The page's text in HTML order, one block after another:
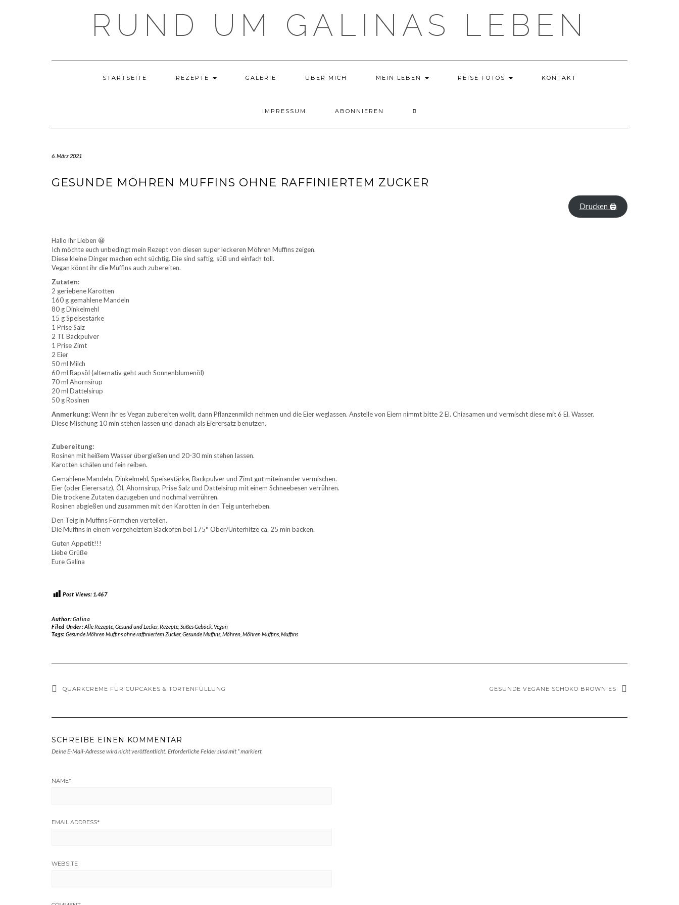
RUND UM GALINAS LEBEN
STARTSEITE REZEPTE GALERIE ÜBER MICH MEIN LEBEN REISE FOTOS KONTAKT
IMPRESSUM ABONNIEREN
6. März 2021
GESUNDE MÖHREN MUFFINS OHNE RAFFINIERTEM ZUCKER
Drucken 🖨
Hallo ihr Lieben 😀
Ich möchte euch unbedingt mein Rezept von diesen super leckeren Möhren Muffins zeigen.
Diese kleine Dinger machen echt süchtig. Die sind saftig, süß und einfach toll.
Vegan könnt ihr die Muffins auch zubereiten.
Zutaten:
2 geriebene Karotten
160 g gemahlene Mandeln
80 g Dinkelmehl
15 g Speisestärke
1 Prise Salz
2 Tl. Backpulver
1 Prise Zimt
2 Eier
50 ml Milch
60 ml Rapsöl (alternativ geht auch Sonnenblumenöl)
70 ml Ahornsirup
20 ml Dattelsirup
50 g Rosinen
Anmerkung:Wenn ihr es Vegan zubereiten wollt, dann Pflanzenmilch nehmen und die Eier weglassen. Anstelle von Eiern nimmt bitte 2 El. Chiasamen und vermischt diese mit 6 El. Wasser.
Diese Mischung 10 min stehen lassen und danach als Eierersatz benutzen.
Zubereitung:
Rosinen mit heißem Wasser übergießen und 20-30 min stehen lassen.
Karotten schälen und fein reiben.
Gemahlene Mandeln, Dinkelmehl, Speisestärke, Backpulver und Zimt gut miteinander vermischen.
Eier (oder Eierersatz), Öl, Ahornsirup, Prise Salz und Dattelsirup mit einem Schneebesen verrühren.
Die trockene Zutaten dazugeben und nochmal verrühren.
Rosinen abgießen und zusammen mit den Karotten in den Teig unterheben.
Den Teig in Muffins Förmchen verteilen.
Die Muffins in einem vorgeheiztem Backofen bei 175° Ober/Unterhitze ca. 25 min backen.
Guten Appetit!!!
Liebe Grüße
Eure Galina
Post Views: 1.467
Author:Galina
Filed Under:Alle Rezepte, Gesund und Lecker, Rezepte, Süßes Gebäck, Vegan
Tags: Gesunde Möhren Muffins ohne raffiniertem Zucker, Gesunde Muffins, Möhren, Möhren Muffins, Muffins
QUARKCREME FÜR CUPCAKES & TORTENFÜLLUNG GESUNDE VEGANE SCHOKO BROWNIES
SCHREIBE EINEN KOMMENTAR
Deine E-Mail-Adresse wird nicht veröffentlicht. Erforderliche Felder sind mit *markiert
NAME*
EMAIL ADDRESS*
WEBSITE